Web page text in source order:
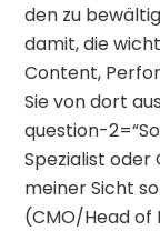
den zu
damit, die
Content,
Sie von dort
question-
Spezialist oder
meiner Sicht
(CMO/Head